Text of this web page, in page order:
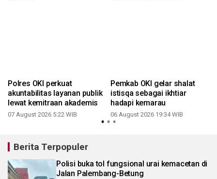
Polres OKI perkuat
akuntabilitas layanan publik
lewat kemitraan akademis
07 August 2026 5:22 WIB
Pemkab OKI gelar shalat
istisqa sebagai ikhtiar
hadapi kemarau
06 August 2026 19:34 WIB
Berita Terpopuler
Polisi buka tol fungsional urai kemacetan di
Jalan Palembang-Betung